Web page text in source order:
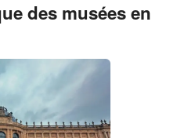
des musées en